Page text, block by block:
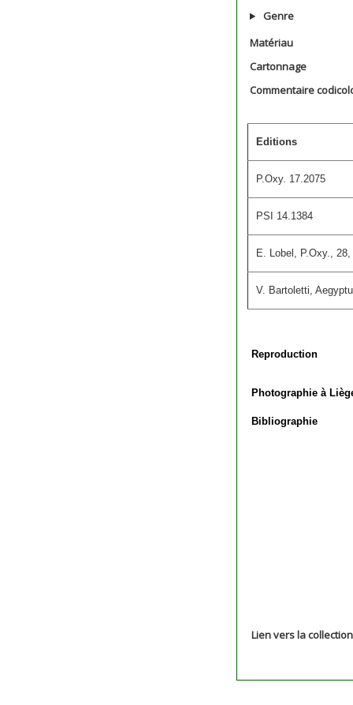
Genre
Matériau
Cartonnage
Commentaire
Editions
P.Oxy. 17.2075
PSI 14.1384
E. Lobel, P.Oxy.,
V. Bartoletti,
Reproduction
Photographie à
Bibliographie
Lien vers la